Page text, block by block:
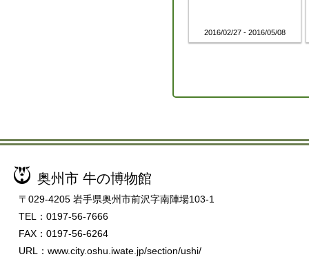
2016/02/27 - 2016/05/08
奥州市 牛の博物館
〒029-4205 岩手県奥州市前沢字南陣場103-1
TEL：0197-56-7666
FAX：0197-56-6264
URL：www.city.oshu.iwate.jp/section/ushi/